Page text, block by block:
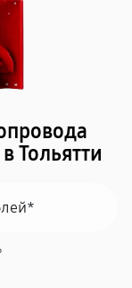
Тольятти